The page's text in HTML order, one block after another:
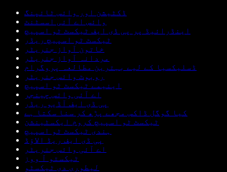
ڈکٹیشن اور وائس ٹائپنگ
وائس اے آئی اسسٹنٹ
اینڈرائیڈ پر پی ڈی ایف ٹیکسٹ ٹو اسپیچ
ٹیکسٹ ٹو اسپیچ ریڈر
خاتون آواز جنریٹر
مردانہ آواز جنریٹر
ڈسلیکسیا کے لیے بہترین مطالعہ پروگرام
روبوٹ وائس جنریٹر
اینیمے ٹیکسٹ ٹو اسپیچ
اے آئی وائس چینجر
پی ڈی ایف آڈیو ریڈر
کیا گوگل ڈاکس مجھے پڑھ کر سنا سکتا ہے
ٹیکسٹ ٹو اسپیچ کروم ایکسٹینشن
ہندی ٹیکسٹ ٹو اسپیچ
پی ڈی ایف ریڈ الاؤڈ
اے آئی وائس جنریٹر
ٹیکستو آ ووز
لیطوری دی ٹیکسٹو